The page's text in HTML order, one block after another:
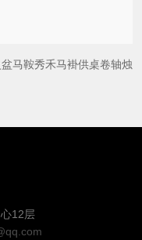
马鞍秀禾马褂供桌卷轴烛
12层